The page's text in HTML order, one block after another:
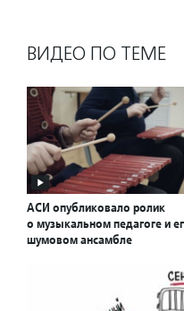
ВИДЕО ПО ТЕМЕ
АСИ опубликовало ролик
о музыкальном педагоге и
шумовом ансамбле